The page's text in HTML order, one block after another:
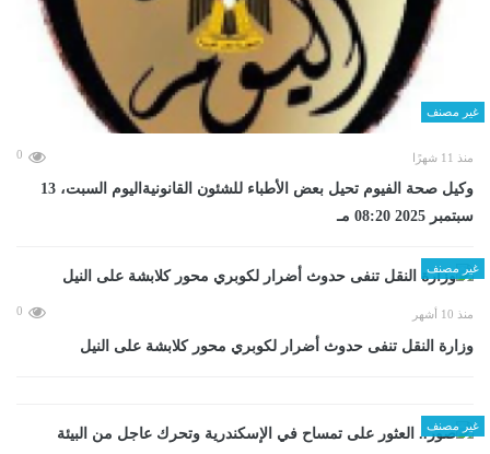
غير مصنف
منذ 11 شهرًا 0
وكيل صحة الفيوم تحيل بعض الأطباء للشئون القانونيةاليوم السبت، 13
سبتمبر 2025 08:20 مـ
غير مصنف
منذ 10 أشهر 0
وزارة النقل تنفى حدوث أضرار لكوبري محور كلابشة على النيل
غير مصنف